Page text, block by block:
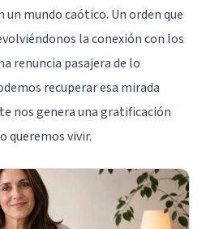
un mundo caótico. Un orden que
la conexión con los
renuncia pasajera de lo
recuperar esa mirada
nos genera una gratificación
queremos vivir.